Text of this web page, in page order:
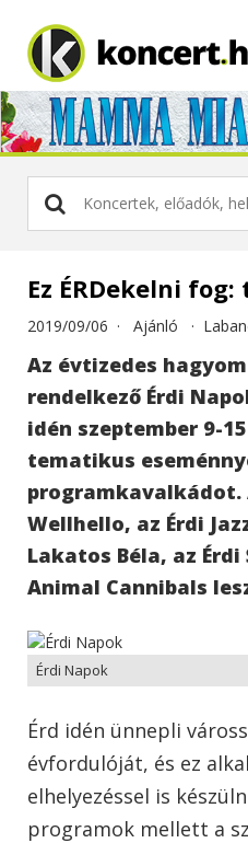
Ez ÉRDekelni
2019/09/06 · Ajánló ·
Az évtizedes
rendelkező Érdi
idén szeptember 9-
tematikus
programkavalkádot.
Wellhello, az Érdi
Lakatos Béla, az
Animal Cannibals
Érdi Napok
Érd idén ünnepli
évfordulóját, és ez
elhelyezéssel is
programok mellett a